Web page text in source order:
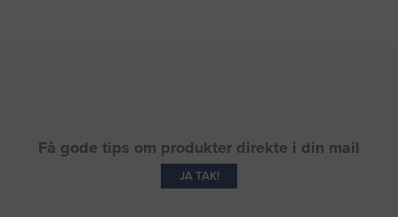
Få gode tips om produkter direkte i din mail
JA TAK!